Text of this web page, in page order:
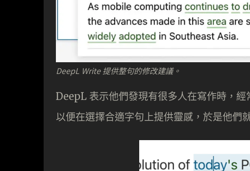
DeepL Write 提供整句的修改建議。
DeepL 表示他們發現有很多人在寫作時，
以便在選擇合適字句上提供靈感，於是他們